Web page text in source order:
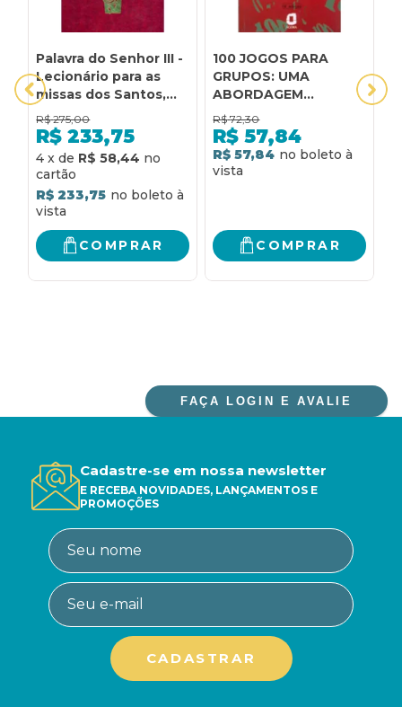
Palavra do Senhor III -
Lecionário para as
missas dos Santos,
dos comuns, para
diversas
necessidades e
votivas: lecionário
para as missas dos
santos, dos comuns,
para diversas
necessidades e
votivas
R$ 275,00
R$ 233,75
4 x de R$ 58,44
R$ 233,75
COMPRAR
100 JOGOS PARA
GRUPOS: UMA
ABORDAGEM
PSICODRAMÁTICA
PARA EMPRESAS,
ESCOLAS E CLÍNICAS
R$ 72,30
R$ 57,84
R$ 57,84
COMPRAR
FAÇA LOGIN E AVALIE
Cadastre-se em nossa newsletter
E RECEBA NOVIDADES, LANÇAMENTOS E
PROMOÇÕES